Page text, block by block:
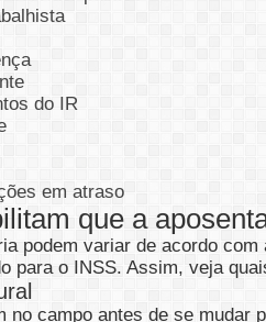
do IR
em atraso
que a
podem variar de acordo
para o INSS. Assim, veja
no campo antes de se